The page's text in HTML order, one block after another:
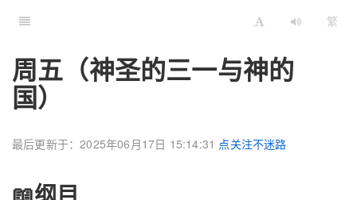
繁
周五（神圣的三一与神的
国）
最后更新于：2025年06月17日 15:14:31 点关注不迷路